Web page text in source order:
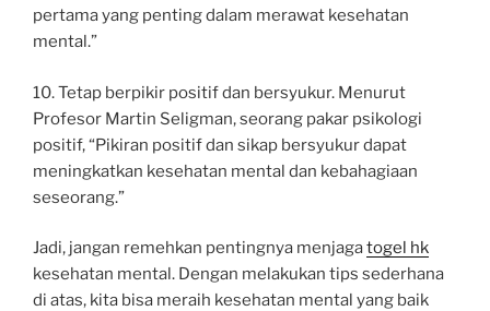
pertama yang penting dalam merawat kesehatan
mental.”
10. Tetap berpikir positif dan bersyukur. Menurut
Profesor Martin Seligman, seorang pakar psikologi
positif, “Pikiran positif dan sikap bersyukur dapat
meningkatkan kesehatan mental dan kebahagiaan
seseorang.”
Jadi, jangan remehkan pentingnya menjagatogel hk
kesehatan mental. Dengan melakukan tips sederhana
di atas, kita bisa meraih kesehatan mental yang baik